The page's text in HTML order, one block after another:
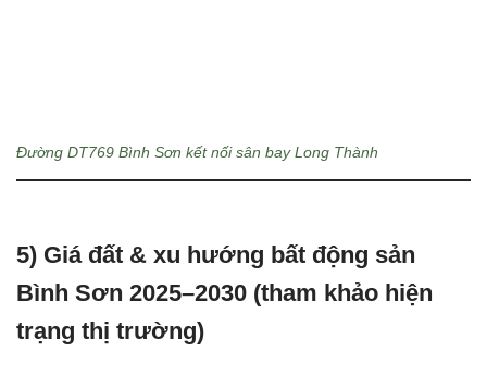
Đường DT769 Bình Sơn kết nối sân bay Long Thành
5) Giá đất & xu hướng bất động sản
Bình Sơn 2025–2030 (tham khảo hiện
trạng thị trường)